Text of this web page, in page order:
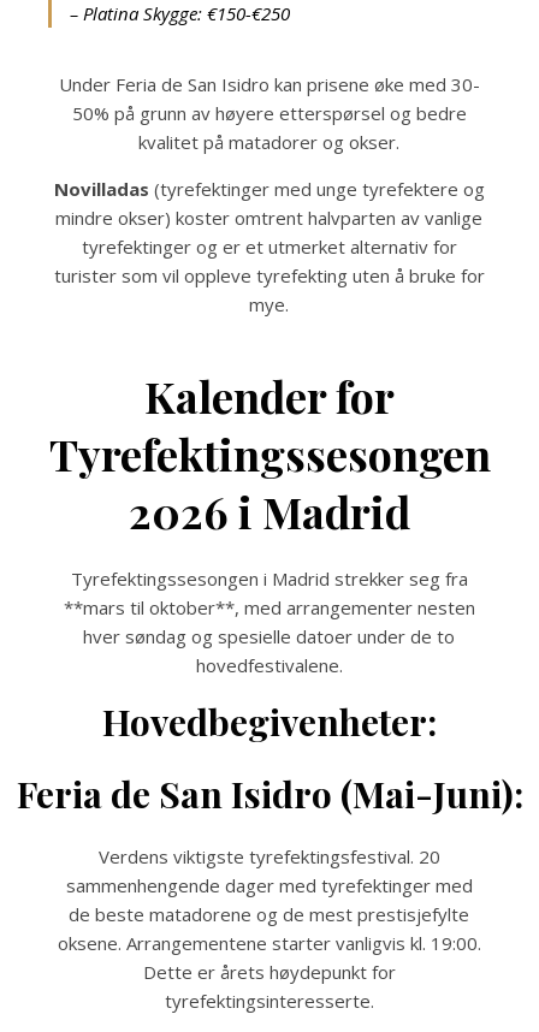
– Platina Skygge: €150-€250
Under Feria de San Isidro kan prisene øke med 30-
50% på grunn av høyere etterspørsel og bedre
kvalitet på matadorer og okser.
Novilladas (tyrefektinger med unge tyrefektere og
mindre okser) koster omtrent halvparten av vanlige
tyrefektinger og er et utmerket alternativ for
turister som vil oppleve tyrefekting uten å bruke for
mye.
Kalender for
Tyrefektingssesongen
2026 i Madrid
Tyrefektingssesongen i Madrid strekker seg fra
**mars til oktober**, med arrangementer nesten
hver søndag og spesielle datoer under de to
hovedfestivalene.
Hovedbegivenheter:
Feria de San Isidro (Mai-Juni):
Verdens viktigste tyrefektingsfestival. 20
sammenhengende dager med tyrefektinger med
de beste matadorene og de mest prestisjefylte
oksene. Arrangementene starter vanligvis kl. 19:00.
Dette er årets høydepunkt for
tyrefektingsinteresserte.